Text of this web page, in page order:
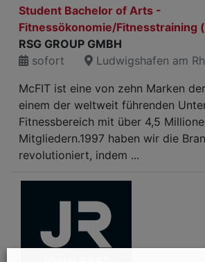
Student Bachelor of Arts -
Fitnessökonomie/Fitnesstraining
RSG GROUP GMBH
sofort
Ludwigshafen am
McFIT ist eine von zehn Marken
einem der weltweit führenden
Fitnessbereich mit über 4,5
Mitgliedern.1997 haben wir die
revolutioniert, indem ...